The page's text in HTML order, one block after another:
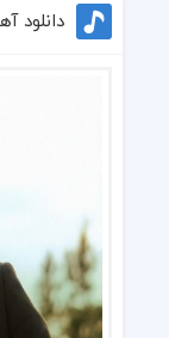
دانلود